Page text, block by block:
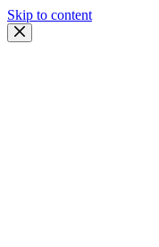
Skip to content